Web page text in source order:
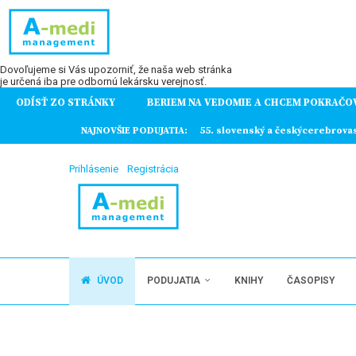
Dovoľujeme si Vás upozorniť, že naša web stránka
je určená iba pre odbornú lekársku verejnosť.
ODÍSŤ ZO STRÁNKY BERIEM NA VEDOMIE A CHCEM
NAJNOVŠIE PODUJATIA: 55. slovenský a
Prihlásenie Registrácia
ÚVOD PODUJATIA KNIHY ČASOPISY